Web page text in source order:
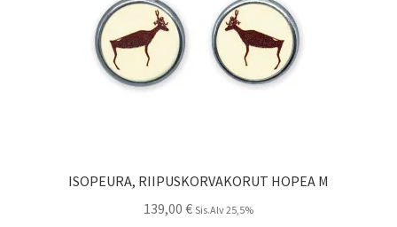
ISOPEURA, RIIPUSKORVAKORUT HOPEA M
139,00 € Sis.Alv 25,5%